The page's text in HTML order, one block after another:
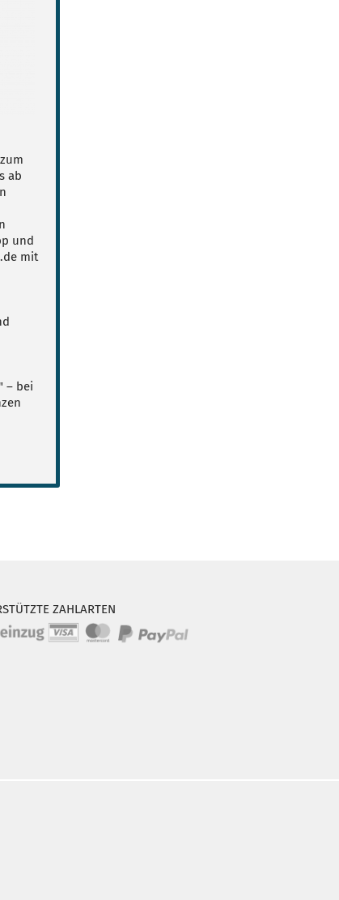
ab
und
mit
– bei
ZAHLARTEN